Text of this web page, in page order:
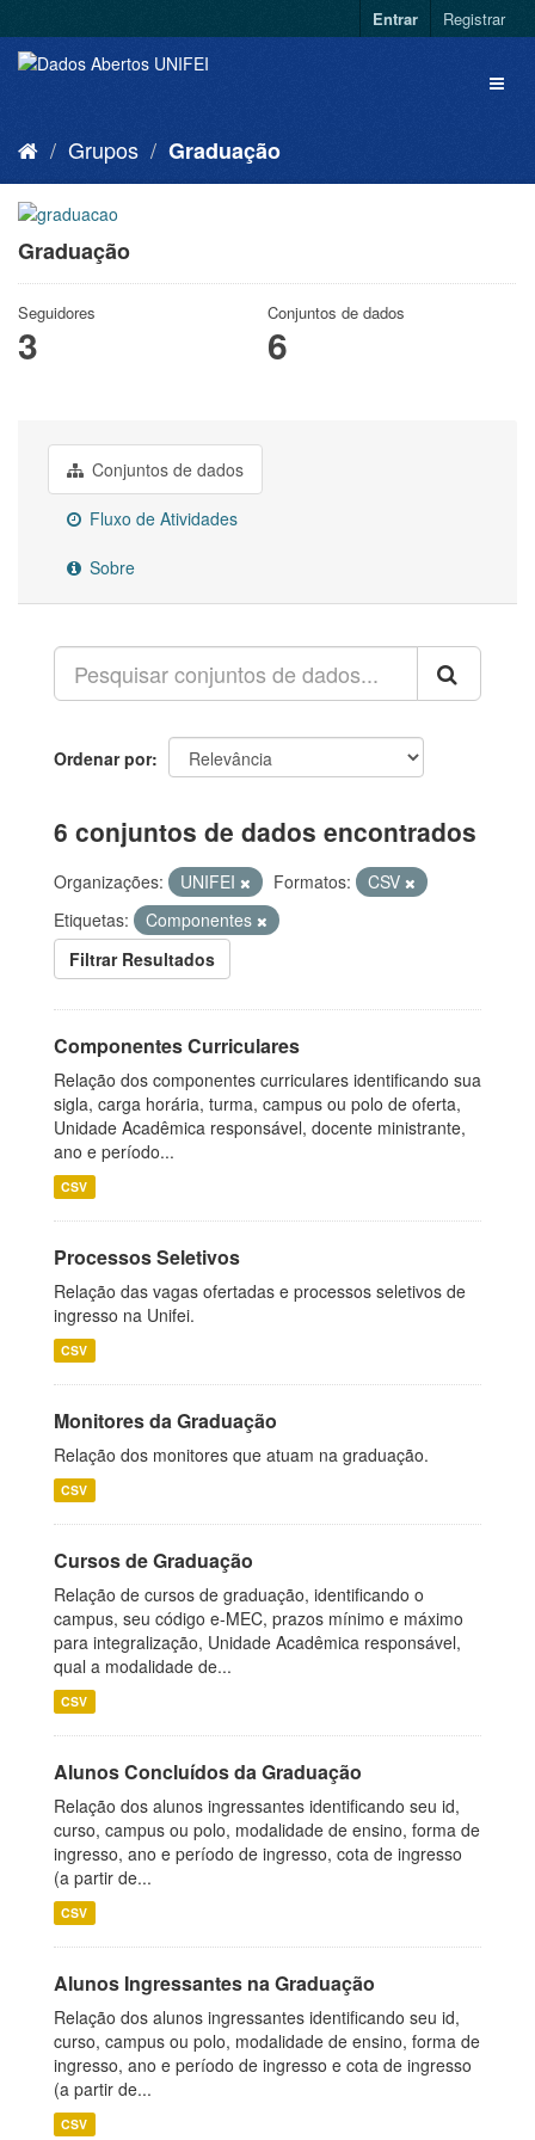
Entrar Registrar
Grupos Graduação
Graduação
Seguidores
3
Conjuntos de dados
6
Conjuntos de dados
Fluxo de Atividades
Sobre
Ordenar por
6 conjuntos de dados encontrados
Organizações: UNIFEI Formatos:
CSV
Etiquetas:
Componentes
Filtrar Resultados
Componentes Curriculares
Relação dos componentes curriculares identificando sua
sigla, carga horária, turma, campus ou polo de oferta,
Unidade Acadêmica responsável, docente ministrante,
ano e período...
CSV
Processos Seletivos
Relação das vagas ofertadas e processos seletivos de
ingresso na Unifei.
CSV
Monitores da Graduação
Relação dos monitores que atuam na graduação.
CSV
Cursos de Graduação
Relação de cursos de graduação, identificando o
campus, seu código e-MEC, prazos mínimo e máximo
para integralização, Unidade Acadêmica responsável,
qual a modalidade de...
CSV
Alunos Concluídos da Graduação
Relação dos alunos ingressantes identificando seu id,
curso, campus ou polo, modalidade de ensino, forma de
ingresso, ano e período de ingresso, cota de ingresso
(a partir de...
CSV
Alunos Ingressantes na Graduação
Relação dos alunos ingressantes identificando seu id,
curso, campus ou polo, modalidade de ensino, forma de
ingresso, ano e período de ingresso e cota de ingresso
(a partir de...
CSV